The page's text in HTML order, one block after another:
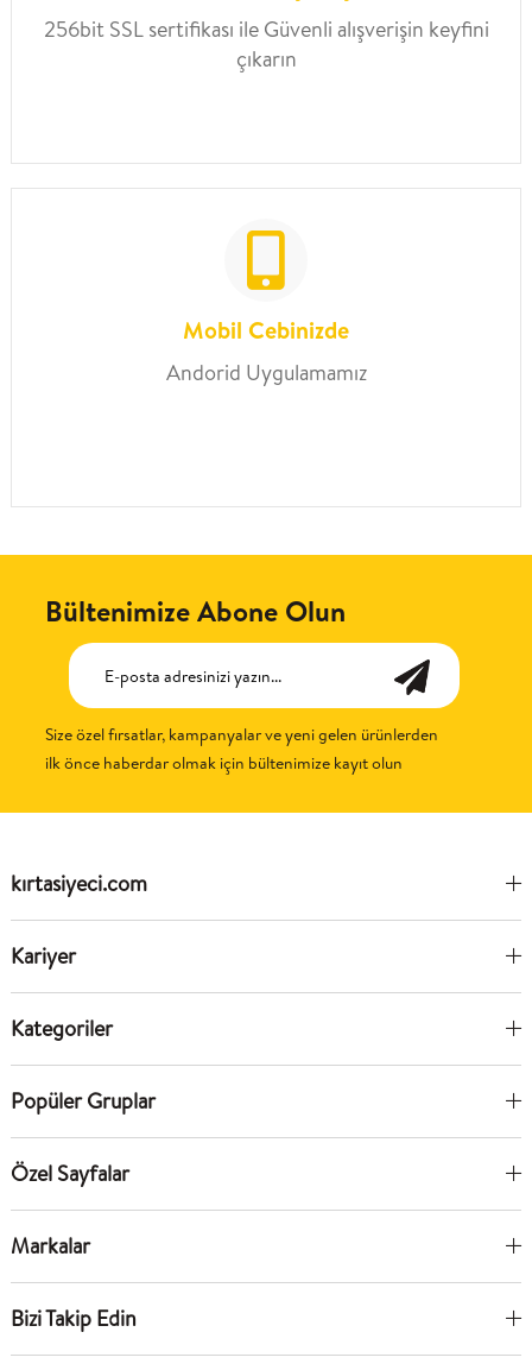
256bit SSL sertifikası ile Güvenli alışverişin keyfini
çıkarın
Mobil Cebinizde
Andorid Uygulamamız
Bültenimize Abone Olun
Size özel fırsatlar, kampanyalar ve yeni gelen ürünlerden
ilk önce haberdar olmak için bültenimize kayıt olun
kırtasiyeci.com
Kariyer
Kategoriler
Popüler Gruplar
Özel Sayfalar
Markalar
Bizi Takip Edin